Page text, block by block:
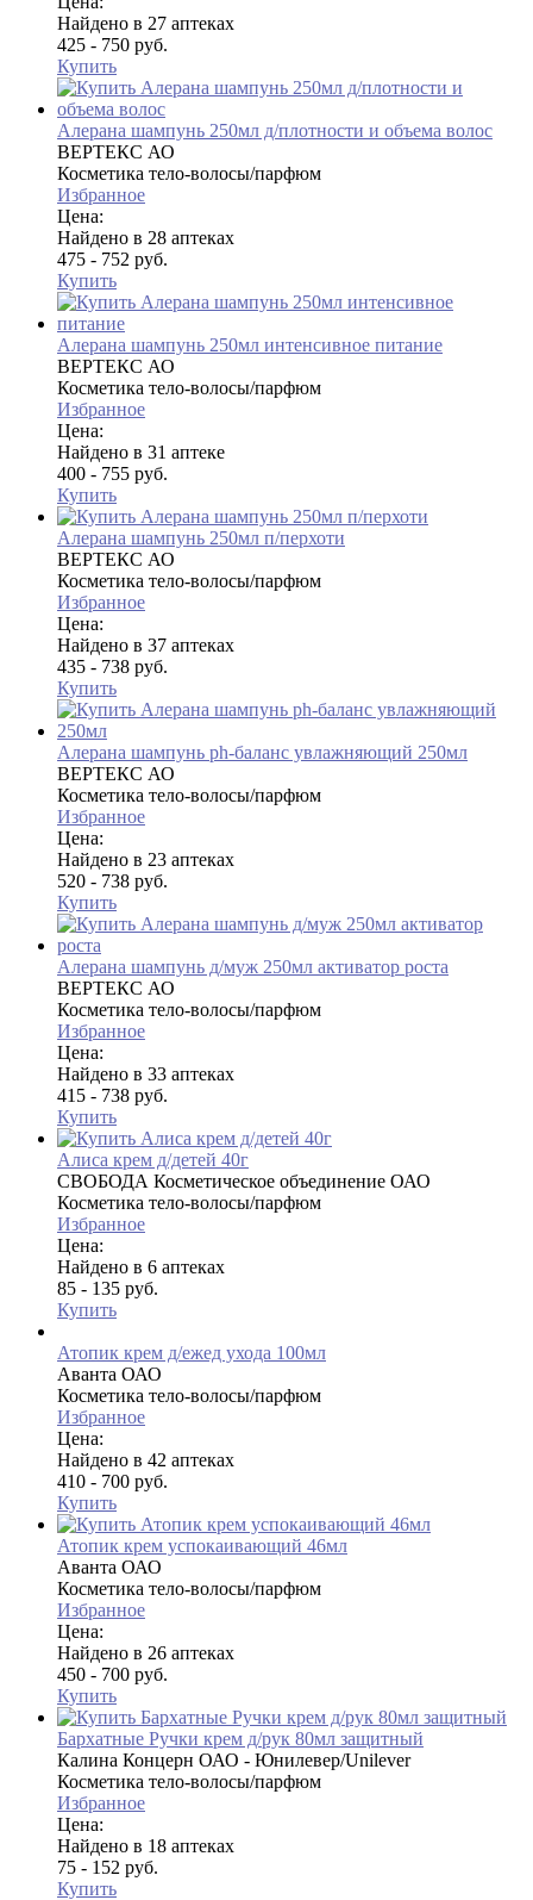
Найдено в 27 аптеках
425 - 750 руб.
Купить
Алерана шампунь 250мл д/плотности и объема волос
ВЕРТЕКС АО
Косметика тело-волосы/парфюм
Избранное
Цена:
Найдено в 28 аптеках
475 - 752 руб.
Купить
Алерана шампунь 250мл интенсивное питание
ВЕРТЕКС АО
Косметика тело-волосы/парфюм
Избранное
Цена:
Найдено в 31 аптеке
400 - 755 руб.
Купить
Алерана шампунь 250мл п/перхоти
ВЕРТЕКС АО
Косметика тело-волосы/парфюм
Избранное
Цена:
Найдено в 37 аптеках
435 - 738 руб.
Купить
Алерана шампунь ph-баланс увлажняющий 250мл
ВЕРТЕКС АО
Косметика тело-волосы/парфюм
Избранное
Цена:
Найдено в 23 аптеках
520 - 738 руб.
Купить
Алерана шампунь д/муж 250мл активатор роста
ВЕРТЕКС АО
Косметика тело-волосы/парфюм
Избранное
Цена:
Найдено в 33 аптеках
415 - 738 руб.
Купить
Алиса крем д/детей 40г
СВОБОДА Косметическое объединение ОАО
Косметика тело-волосы/парфюм
Избранное
Цена:
Найдено в 6 аптеках
85 - 135 руб.
Купить
Атопик крем д/ежед ухода 100мл
Аванта ОАО
Косметика тело-волосы/парфюм
Избранное
Цена:
Найдено в 42 аптеках
410 - 700 руб.
Купить
Атопик крем успокаивающий 46мл
Аванта ОАО
Косметика тело-волосы/парфюм
Избранное
Цена:
Найдено в 26 аптеках
450 - 700 руб.
Купить
Бархатные Ручки крем д/рук 80мл защитный
Калина Концерн ОАО - Юнилевер/Unilever
Косметика тело-волосы/парфюм
Избранное
Цена:
Найдено в 18 аптеках
75 - 152 руб.
Купить